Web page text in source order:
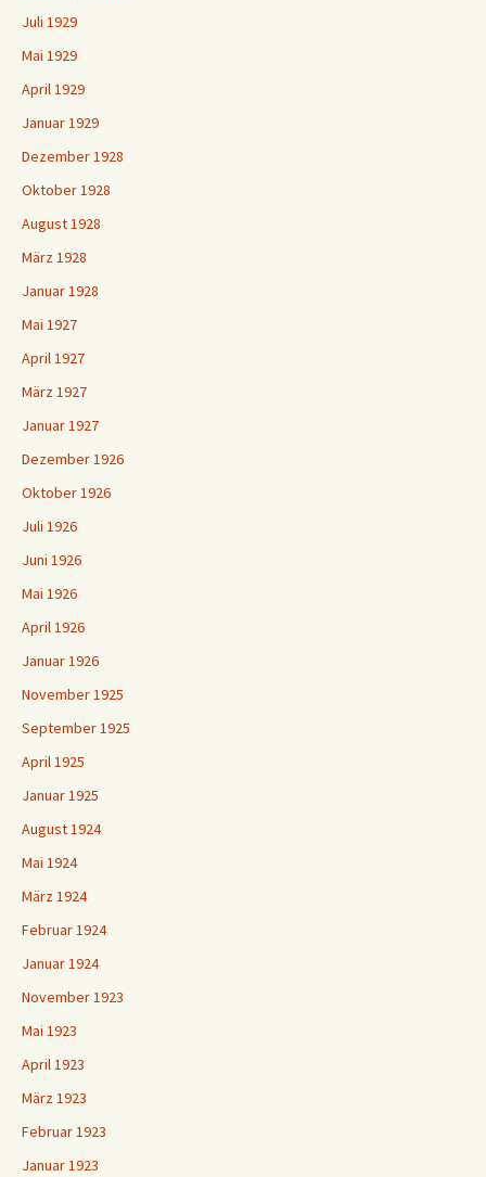
Juli 1929
Mai 1929
April 1929
Januar 1929
Dezember 1928
Oktober 1928
August 1928
März 1928
Januar 1928
Mai 1927
April 1927
März 1927
Januar 1927
Dezember 1926
Oktober 1926
Juli 1926
Juni 1926
Mai 1926
April 1926
Januar 1926
November 1925
September 1925
April 1925
Januar 1925
August 1924
Mai 1924
März 1924
Februar 1924
Januar 1924
November 1923
Mai 1923
April 1923
März 1923
Februar 1923
Januar 1923